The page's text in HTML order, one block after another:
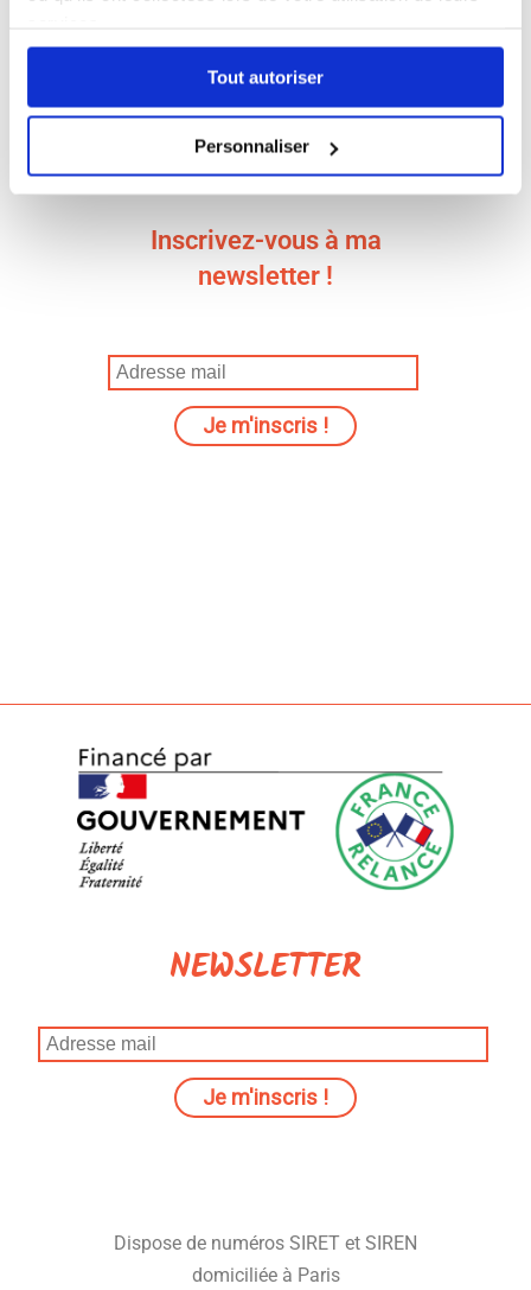
Tout autoriser
Personnaliser
scènes d’IDF,
ne rien manquer de mon
actu et de mes coups de
cœur...
Inscrivez-vous à ma
newsletter !
NEWSLETTER
Dispose de numéros SIRET et SIREN
domiciliée à Paris